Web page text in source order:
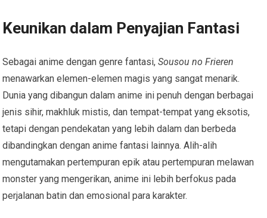
Keunikan dalam Penyajian Fantasi
Sebagai anime dengan genre fantasi,Sousou no Frieren
menawarkan elemen-elemen magis yang sangat menarik.
Dunia yang dibangun dalam anime ini penuh dengan berbagai
jenis sihir, makhluk mistis, dan tempat-tempat yang eksotis,
tetapi dengan pendekatan yang lebih dalam dan berbeda
dibandingkan dengan anime fantasi lainnya. Alih-alih
mengutamakan pertempuran epik atau pertempuran melawan
monster yang mengerikan, anime ini lebih berfokus pada
perjalanan batin dan emosional para karakter.